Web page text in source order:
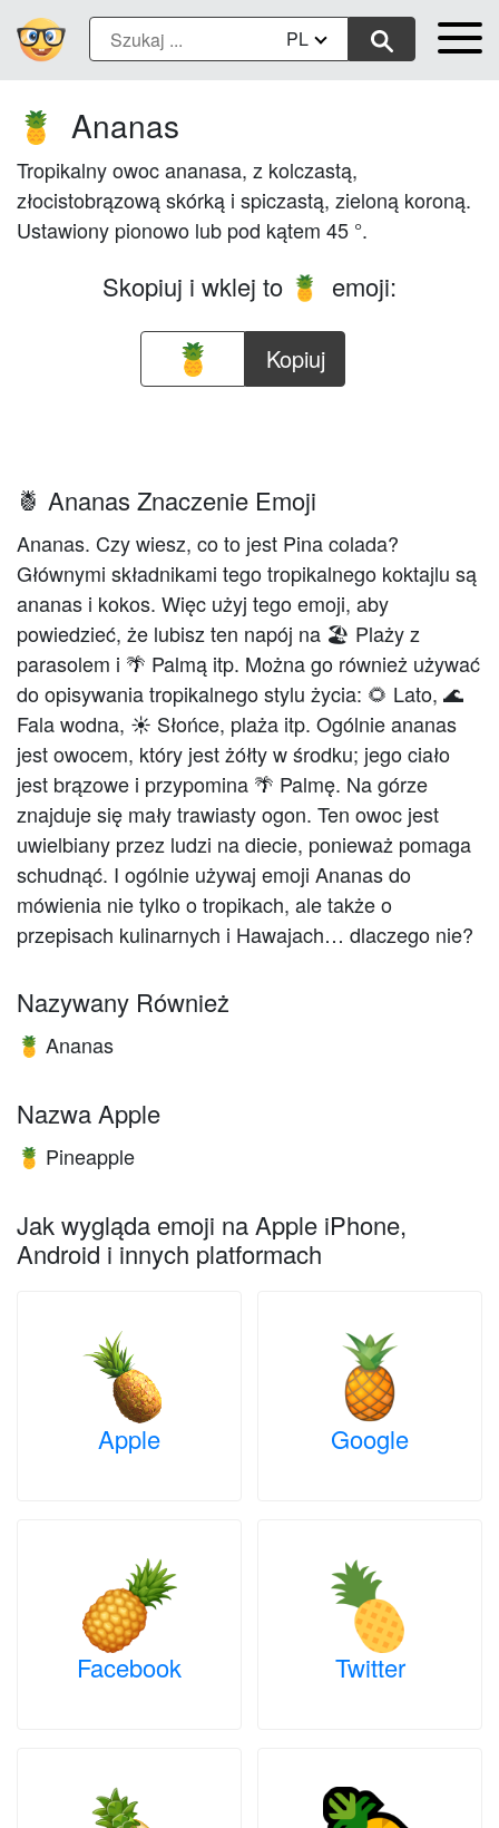
PL
🍍 Ananas
Tropikalny owoc ananasa, z kolczastą,
złocistobrązową skórką i spiczastą, zieloną koroną.
Ustawiony pionowo lub pod kątem 45 °.
Skopiuj i wklej to 🍍 emoji:
Kopiuj
🍍 Ananas Znaczenie Emoji
Ananas. Czy wiesz, co to jest Pina colada?
Głównymi składnikami tego tropikalnego koktajlu są
ananas i kokos. Więc użyj tego emoji, aby
powiedzieć, że lubisz ten napój na 🏖️ Plaży z
parasolem i 🌴 Palmą itp. Można go również używać
do opisywania tropikalnego stylu życia: 🌻 Lato, 🌊
Fala wodna, ☀️ Słońce, plaża itp. Ogólnie ananas
jest owocem, który jest żółty w środku; jego ciało
jest brązowe i przypomina 🌴 Palmę. Na górze
znajduje się mały trawiasty ogon. Ten owoc jest
uwielbiany przez ludzi na diecie, ponieważ pomaga
schudnąć. I ogólnie używaj emoji Ananas do
mówienia nie tylko o tropikach, ale także o
przepisach kulinarnych i Hawajach… dlaczego nie?
Nazywany Również
🍍 Ananas
Nazwa Apple
🍍 Pineapple
Jak wygląda emoji na Apple iPhone,
Android i innych platformach
Apple Google
Facebook Twitter